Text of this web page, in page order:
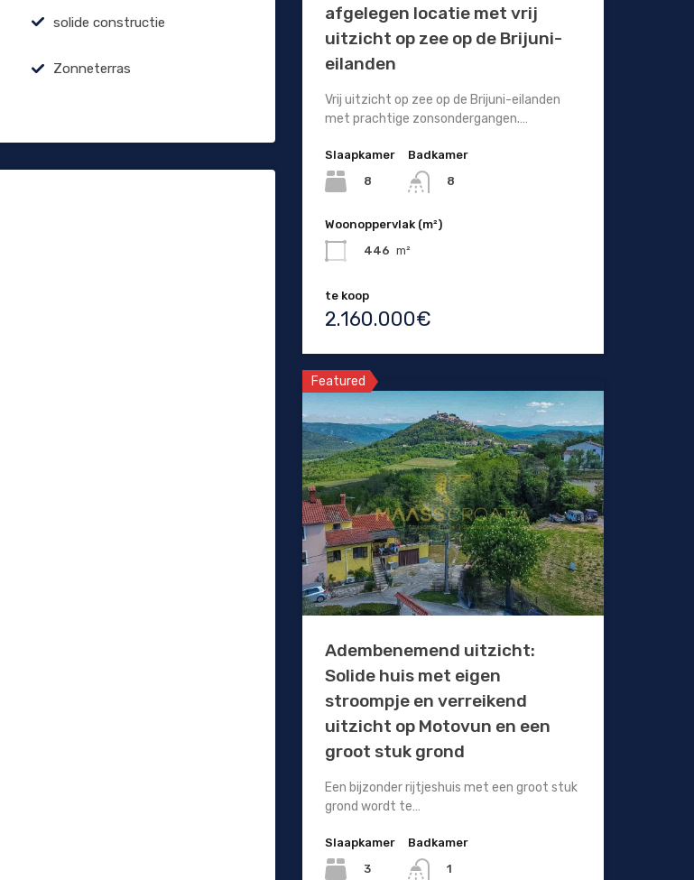
solide constructie
Zonneterras
afgelegen locatie met vrij
uitzicht op zee op de Brijuni-
eilanden
Vrij uitzicht op zee op de Brijuni-eilanden
met prachtige zonsondergangen.…
Slaapkamer
8
Badkamer
8
Woonoppervlak (m²)
446 m²
te koop
2.160.000€
Featured
Adembenemend uitzicht:
Solide huis met eigen
stroompje en verreikend
uitzicht op Motovun en een
groot stuk grond
Een bijzonder rijtjeshuis met een groot stuk
grond wordt te…
Slaapkamer
3
Badkamer
1